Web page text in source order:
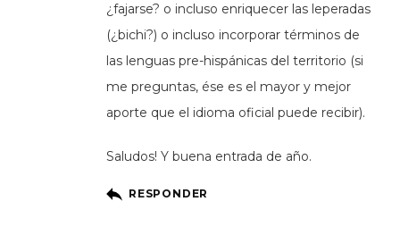
¿fajarse? o incluso enriquecer las leperadas
(¿bichi?) o incluso incorporar términos de
las lenguas pre-hispánicas del territorio (si
me preguntas, ése es el mayor y mejor
aporte que el idioma oficial puede recibir).
Saludos! Y buena entrada de año.
RESPONDER